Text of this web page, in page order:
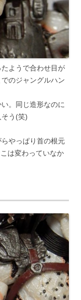
ようで合わせ目が
のジャングルハン
。同じ造形なのに
う(笑)
やっぱり首の根元
は変わっていなか